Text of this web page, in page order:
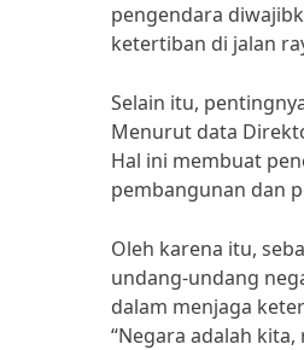
pengendara
ketertiban di jalan
Selain itu,
Menurut data
Hal ini membuat
pembangunan dan
Oleh karena itu,
undang-undang
dalam menjaga
“Negara adalah